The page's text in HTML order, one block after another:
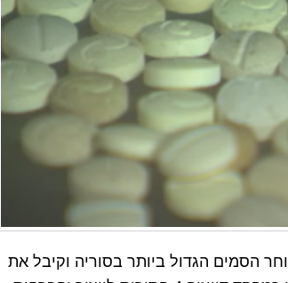
הסמים הגדול ביותר בסוריה וקיבל את